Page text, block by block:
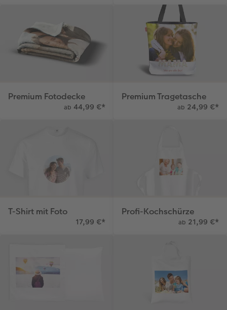
Foto-Kochbuch
Neuheiten
Neuheiten
CEWE myPhotos
Neuheiten
Neuheiten
Neuheiten
Premium Fotodecke
ab 44,99 €*
Premium Tragetasche
ab 24,99 €*
T-Shirt mit Foto
17,99 €*
Profi-Kochschürze
ab 21,99 €*